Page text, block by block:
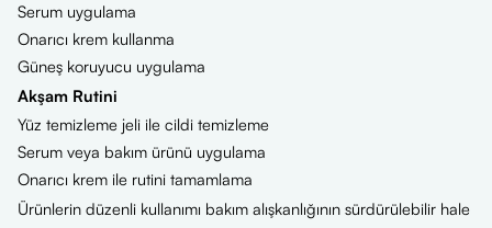
Serum uygulama
Onarıcı krem kullanma
Güneş koruyucu uygulama
Akşam Rutini
Yüz temizleme jeli ile cildi temizleme
Serum veya bakım ürünü uygulama
Onarıcı krem ile rutini tamamlama
Ürünlerin düzenli kullanımı bakım alışkanlığının sürdürülebilir hale